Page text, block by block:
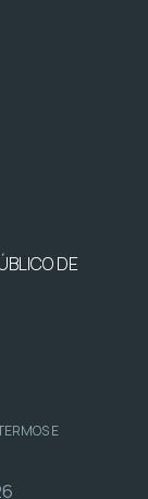
DE
E